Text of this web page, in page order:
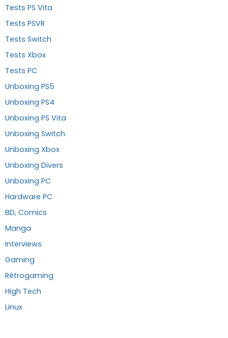
Tests PS Vita
Tests PSVR
Tests Switch
Tests Xbox
Tests PC
Unboxing PS5
Unboxing PS4
Unboxing PS Vita
Unboxing Switch
Unboxing Xbox
Unboxing Divers
Unboxing PC
Hardware PC
BD, Comics
Manga
Interviews
Gaming
Rétrogaming
High Tech
Linux